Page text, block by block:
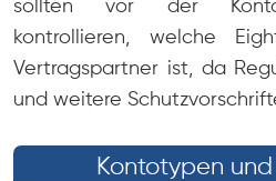
sollten vor der
kontrollieren, welche
Vertragspartner ist, da
und weitere
Kontotypen